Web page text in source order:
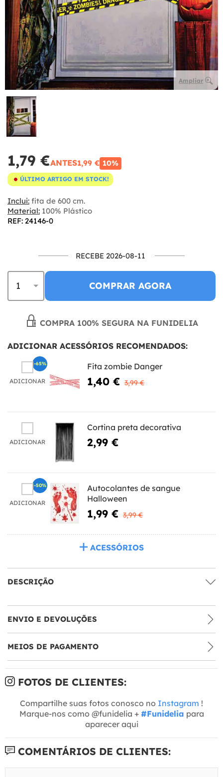
Ampliar
1,79 €ANTES1,99 € 10%
ÚLTIMO ARTIGO EM STOCK!
Inclui: fita de 600 cm.
Material: 100% Plástico
REF: 24146-0
RECEBE 2026-08-11
COMPRAR AGORA
COMPRA 100% SEGURA NA FUNIDELIA
ADICIONAR ACESSÓRIOS RECOMENDADOS:
ADICIONAR
Fita zombie Danger
1,40 € 3,99 €
-65%
ADICIONAR
Cortina preta decorativa
2,99 €
ADICIONAR
Autocolantes de sangue
Halloween
1,99 € 3,99 €
-50%
ACESSÓRIOS
DESCRIÇÃO
ENVIO E DEVOLUÇÕES
MEIOS DE PAGAMENTO
FOTOS DE CLIENTES:
Compartilhe suas fotos conosco no Instagram !
Marque-nos como @funidelia + #Funidelia para
aparecer aqui
COMENTÁRIOS DE CLIENTES: